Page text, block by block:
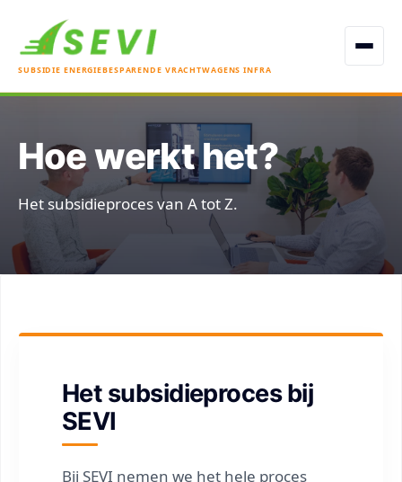
SUBSIDIE ENERGIEBESPARENDE VRACHTWAGENS INFRA
Open
Hoe werkt het?
Het subsidieproces van A tot Z.
Het subsidieproces bij
SEVI
Bij SEVI nemen we het hele proces